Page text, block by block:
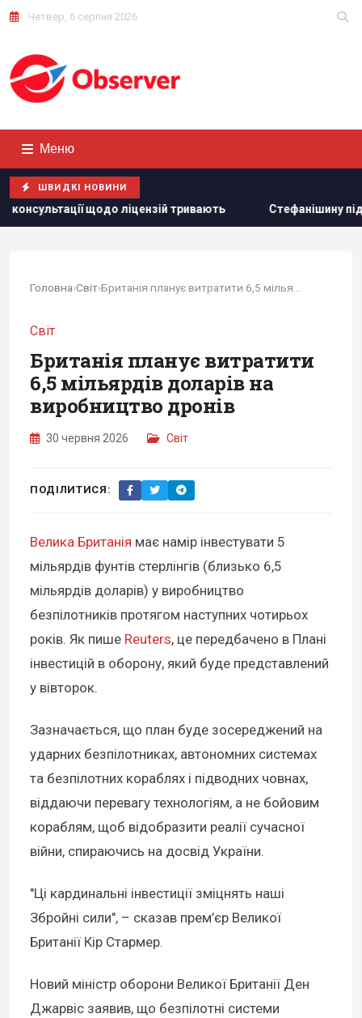
Четвер, 6 серпня 2026
Меню
ШВИДКІ НОВИНИ
ліцензій тривають Стефанішину підозрюють в
Головна›Світ›
Світ
Британія планує витратити
6,5 мільярдів доларів на
виробництво дронів
30 червня 2026 Світ
ПОДІЛИТИСЯ:
Велика Британія має намір інвестувати 5
мільярдів фунтів стерлінгів (близько 6,5
мільярдів доларів) у виробництво
безпілотників протягом наступних чотирьох
років. Як пише Reuters, це передбачено в Плані
інвестицій в оборону, який буде представлений
у вівторок.
Зазначається, що план буде зосереджений на
ударних безпілотниках, автономних системах
та безпілотних кораблях і підводних човнах,
віддаючи перевагу технологіям, а не бойовим
кораблям, щоб відобразити реалії сучасної
війни, спираючись на досвід України.
"Ці кардинальні інвестиції зміцнять наші
Збройні сили", – сказав прем’єр Великої
Британії Кір Стармер.
Новий міністр оборони Великої Британії Ден
Джарвіс заявив, що безпілотні системи